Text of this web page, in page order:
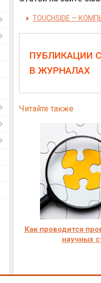
TOUCHSIDE —
ПУБЛИКАЦИИ
В ЖУРНАЛАХ
Читайте также
Как проводится
научных